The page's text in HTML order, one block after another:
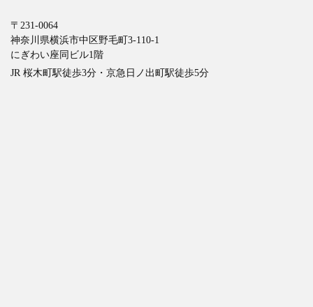
〒231-0064
神奈川県横浜市中区野毛町3-110-1
にぎわい座同ビル1階
JR 桜木町駅徒歩3分・京急日ノ出町駅徒歩5分